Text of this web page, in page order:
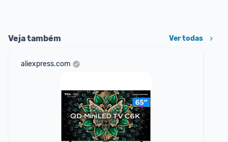
Veja também Ver todas
aliexpress.com